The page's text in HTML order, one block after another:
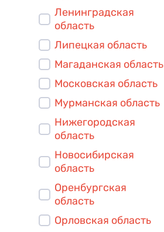
Ленинградская
область
Липецкая область
Магаданская область
Московская область
Мурманская область
Нижегородская
область
Новосибирская
область
Оренбургская
область
Орловская область